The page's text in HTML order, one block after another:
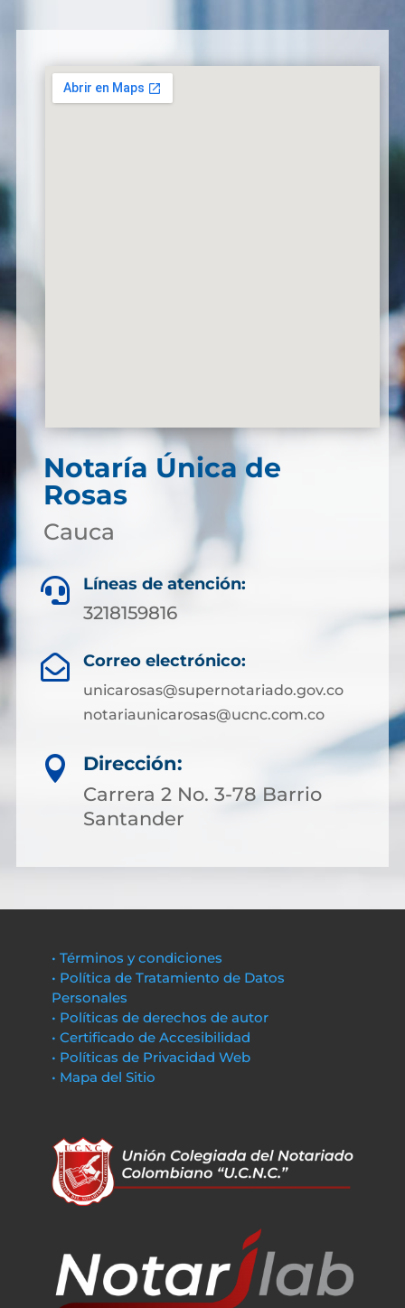
Notaría Única de
Rosas
Cauca
 Líneas de atención:
3218159816
 Correo electrónico:
unicarosas@supernotariado.gov.co
notariaunicarosas@ucnc.com.co

Dirección:
Carrera 2 No. 3-78 Barrio
Santander
• Términos y condiciones
• Política de Tratamiento de Datos
Personales
• Políticas de derechos de autor
• Certificado de Accesibilidad
• Políticas de Privacidad Web
• Mapa del Sitio